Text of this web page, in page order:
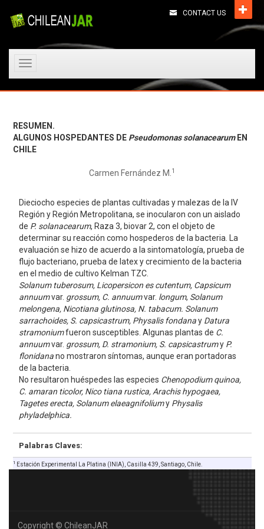
CONTACT US
Toggle
RESUMEN.
ALGUNOS HOSPEDANTES DE Pseudomonas solanacearum EN
CHILE
Carmen Fernández M. 1
Dieciocho especies de plantas cultivadas y malezas de la IV
Región y Región Metropolitana, se inocularon con un aislado
de P. solanacearum, Raza 3, biovar 2, con el objeto de
determinar su reacción como hospederos de la bacteria. La
evaluación se hizo de acuerdo a la sintomatología, prueba de
flujo bacteriano, prueba de latex y crecimiento de la bacteria
en el medio de cultivo Kelman TZC.
Solanum tuberosum, Licopersicon es cutentum, Capsicum
annuumvar. grossum, C. annuumvar. longum, Solanum
melongena, Nicotiana glutinosa, N. tabacum. Solanum
sarrachoides, S. capsicastrum, Physalis fondanay Datura
stramoniumfueron susceptibles. Algunas plantas de C.
annuumvar. grossum, D. stramonium, S. capsicastrumy P.
flonidanano mostraron síntomas, aunque eran portadoras
de la bacteria.
No resultaron huéspedes las especies Chenopodium quinoa,
C. amaran ticolor, Nico tiana rustica, Arachis hypogaea,
Tagetes erecta, Solanum elaeagnifolíumy Physalis
phyladelphica.
Palabras Claves:
1 Estación Experimental La Platina (lNIA), Casilla 439, Santiago, Chile.
Copyright © ChileanJAR